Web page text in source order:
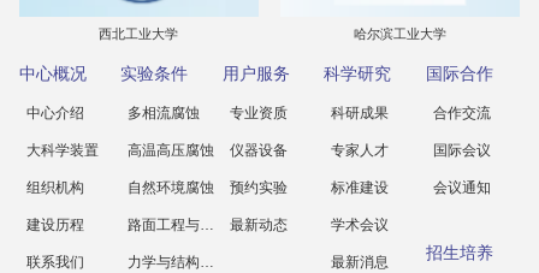
西北工业大学 哈尔滨工业大学
中心概况
中心介绍
大科学装置
组织机构
建设历程
联系我们
实验条件
多相流腐蚀
高温高压腐蚀
自然环境腐蚀
路面工程与科学
力学与结构工程
用户服务
专业资质
仪器设备
预约实验
最新动态
科学研究
科研成果
专家人才
标准建设
学术会议
最新消息
国际合作
合作交流
国际会议
会议通知
招生培养